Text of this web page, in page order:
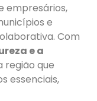
empresários,
e
Com
e a
região que
essenciais,